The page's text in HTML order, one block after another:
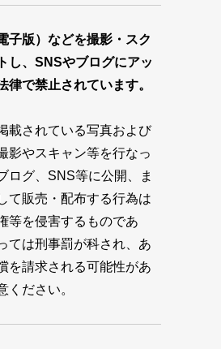
子版）などを撮影・スク
し、SNSやブログにアッ
律で禁止されています。
載されている写真および
影やスキャン等を行なっ
ログ、SNS等に公開、ま
て販売・配布する行為は
等を侵害するものであ
ては刑事罰が科され、あ
を請求される可能性があ
ください。